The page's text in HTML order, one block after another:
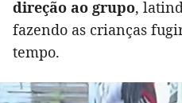
direção ao grupo,
fazendo as crianças
tempo.